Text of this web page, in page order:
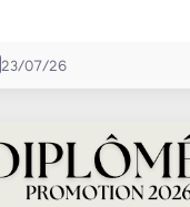
23/07/26